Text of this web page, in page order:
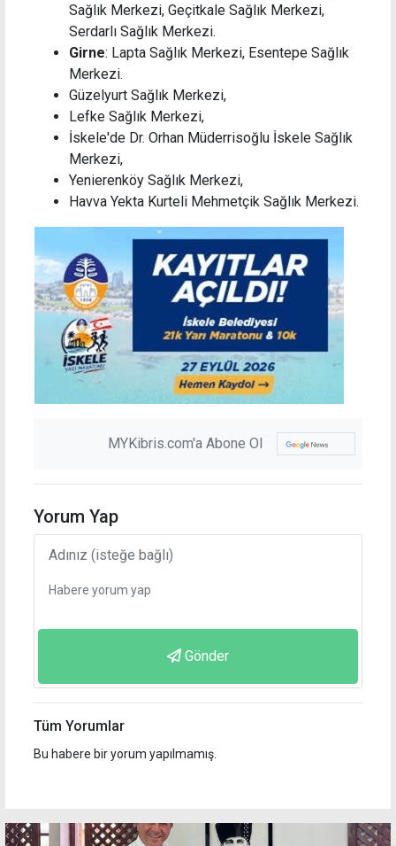
Sağlık Merkezi, Geçitkale Sağlık Merkezi,
Serdarlı Sağlık Merkezi.
Girne: Lapta Sağlık Merkezi, Esentepe Sağlık
Merkezi.
Güzelyurt Sağlık Merkezi,
Lefke Sağlık Merkezi,
İskele'de Dr. Orhan Müderrisoğlu İskele Sağlık
Merkezi,
Yenierenköy Sağlık Merkezi,
Havva Yekta Kurteli Mehmetçik Sağlık Merkezi.
MYKibris.com'a Abone Ol
Yorum Yap
Gönder
Tüm Yorumlar
Bu habere bir yorum yapılmamış.